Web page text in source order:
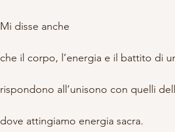
Mi disse anche
che il corpo, l’energia e il battito di
rispondono all’unisono con quelli
dove attingiamo energia sacra.